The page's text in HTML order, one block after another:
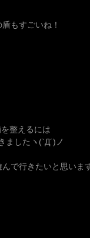
もすごいね！
整えるには
ましたヽ(`Д´)ノ
で行きたいと思いま